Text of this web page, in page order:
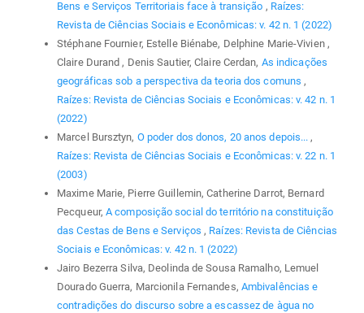
Bens e Serviços Territoriais face à transição , Raízes:
Revista de Ciências Sociais e Econômicas: v. 42 n. 1 (2022)
Stéphane Fournier, Estelle Biénabe, Delphine Marie-Vivien ,
Claire Durand , Denis Sautier, Claire Cerdan, As indicações
geográficas sob a perspectiva da teoria dos comuns,
Raízes: Revista de Ciências Sociais e Econômicas: v. 42 n. 1
(2022)
Marcel Bursztyn, O poder dos donos, 20 anos depois...,
Raízes: Revista de Ciências Sociais e Econômicas: v. 22 n. 1
(2003)
Maxime Marie, Pierre Guillemin, Catherine Darrot, Bernard
Pecqueur, A composição social do território na constituição
das Cestas de Bens e Serviços, Raízes: Revista de Ciências
Sociais e Econômicas: v. 42 n. 1 (2022)
Jairo Bezerra Silva, Deolinda de Sousa Ramalho, Lemuel
Dourado Guerra, Marcionila Fernandes, Ambivalências e
contradições do discurso sobre a escassez de àgua no